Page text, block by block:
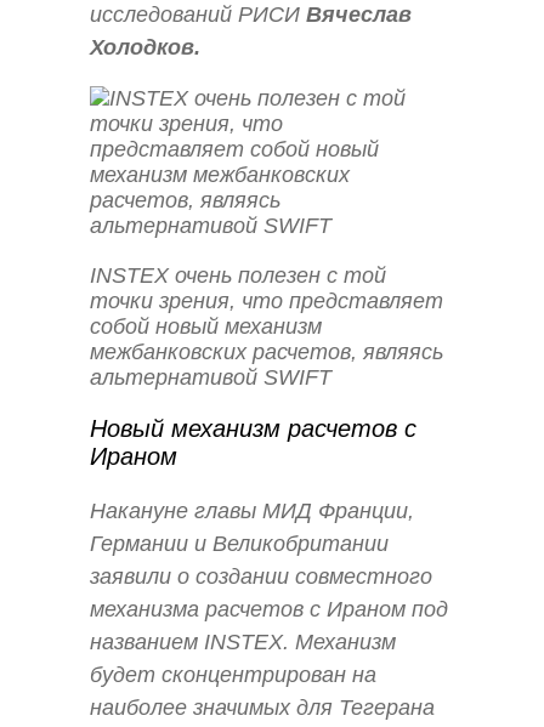
исследований РИСИ Вячеслав
Холодков.
INSTEX очень полезен с той
точки зрения, что представляет
собой новый механизм
межбанковских расчетов, являясь
альтернативой SWIFT
Новый механизм расчетов с
Ираном
Накануне главы МИД Франции,
Германии и Великобритании
заявили о создании совместного
механизма расчетов с Ираном под
названием INSTEX. Механизм
будет сконцентрирован на
наиболее значимых для Тегерана